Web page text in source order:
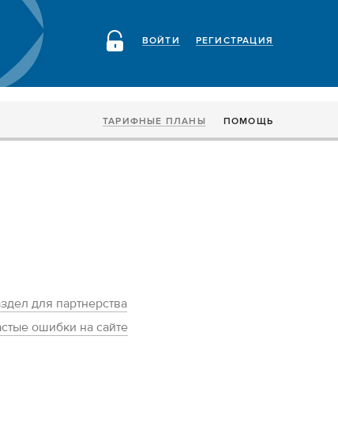
РЕГИСТРАЦИЯ
ВОЙТИ
ТАРИФНЫЕ ПЛАНЫ ПОМОЩЬ
для партнерства
ошибки на сайте